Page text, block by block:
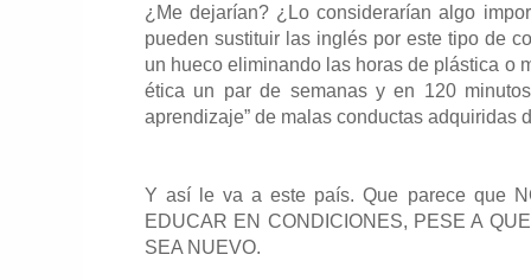
¿Me dejarían? ¿Lo considerarían algo
pueden sustituir las inglés por este tipo de
un hueco eliminando las horas de plástica o
ética un par de semanas y en 120
aprendizaje” de malas conductas adquiridas
Y así le va a este país. Que parece que
EDUCAR EN CONDICIONES, PESE A
SEA NUEVO.